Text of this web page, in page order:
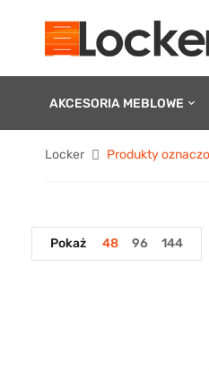
AKCESORIA MEBLOWE
Locker Produkty
Pokaż 48 96 144